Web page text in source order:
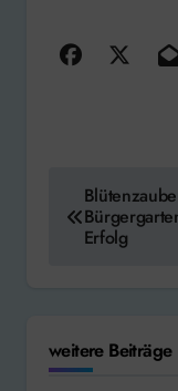
Erfolg
weitere Beiträge